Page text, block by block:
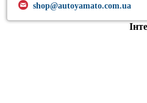
shop@autoyamato.com.ua